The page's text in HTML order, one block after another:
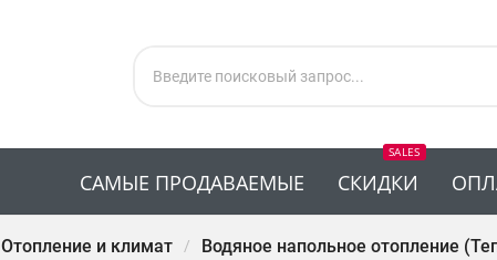
САМЫЕ ПРОДАВАЕМЫЕ СКИДКИ
SALES
Отопление и климат Водяное напольное отопление